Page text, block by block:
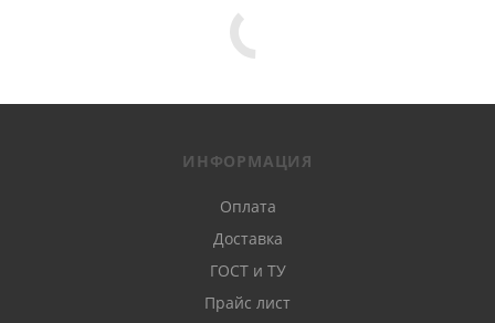
ИНФОРМАЦИЯ
Оплата
Доставка
ГОСТ и ТУ
Прайс лист